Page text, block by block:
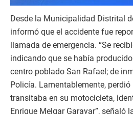
Desde la Municipalidad Distrital
informó que el accidente fue
llamada de emergencia. “Se
indicando que se había
centro poblado San Rafael; de
Policía. Lamentablemente,
transitaba en su motocicleta,
Enrique Melgar Garayar”, señaló